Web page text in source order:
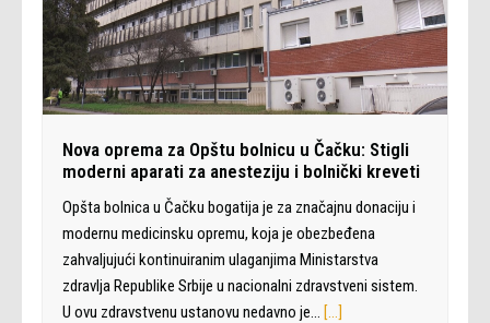
Nova oprema za Opštu bolnicu u Čačku: Stigli
moderni aparati za anesteziju i bolnički kreveti
Opšta bolnica u Čačku bogatija je za značajnu donaciju i
modernu medicinsku opremu, koja je obezbeđena
zahvaljujući kontinuiranim ulaganjima Ministarstva
zdravlja Republike Srbije u nacionalni zdravstveni sistem.
U ovu zdravstvenu ustanovu nedavno je… […]